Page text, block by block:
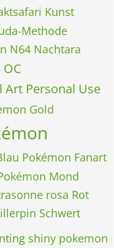
Kunst
Methode
N64 Nachtara
OC
Art Personal Use
Gold
Pokémon Fanart
Mond
rosa Rot
Schwert
shiny pokemon